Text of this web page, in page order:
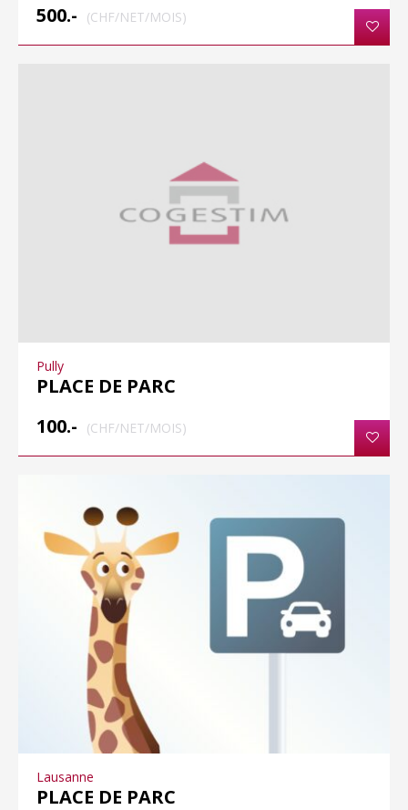
500.- (CHF/NET/MOIS)
Pully
PLACE DE PARC
100.-
(CHF/NET/MOIS)
Lausanne
PLACE DE PARC